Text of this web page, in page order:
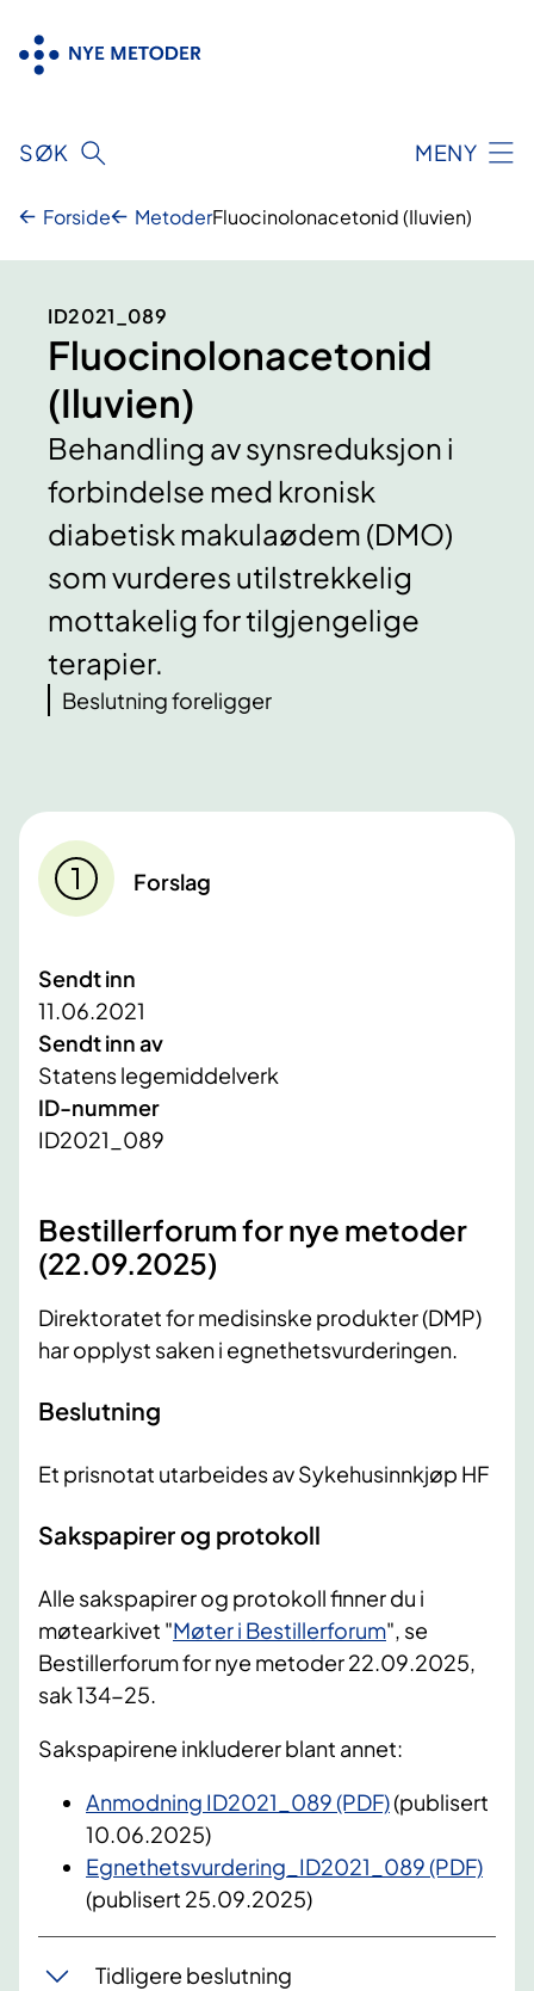
innhold
SØK MENY
Forside MetoderFluocinolonacetonid (Iluvien)
ID2021_089
Fluocinolonacetonid
(Iluvien)
Behandling av synsreduksjon i
forbindelse med kronisk
diabetisk makulaødem (DMO)
som vurderes utilstrekkelig
mottakelig for tilgjengelige
terapier.
Beslutning foreligger
Forslag
Sendt inn
11.06.2021
Sendt inn av
Statens legemiddelverk
ID-nummer
ID2021_089
Bestillerforum for nye metoder
(22.09.2025)
Direktoratet for medisinske produkter (DMP)
har opplyst saken i egnethetsvurderingen.
Beslutning
Et prisnotat utarbeides av Sykehusinnkjøp HF
Sakspapirer og protokoll
Alle sakspapirer og protokoll finner du i
møtearkivet "Møter i Bestillerforum", se
Bestillerforum for nye metoder 22.09.2025,
sak 134-25.
Sakspapirene inkluderer blant annet:
Anmodning ID2021_089 (PDF)(publisert
10.06.2025)
Egnethetsvurdering_ID2021_089 (PDF)
(publisert 25.09.2025)
Tidligere beslutning